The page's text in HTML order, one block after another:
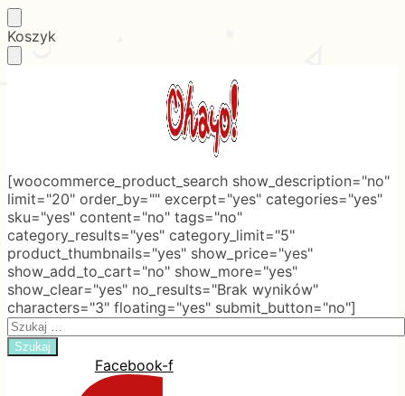
Skip
to
Skip
to
Koszyk
[woocommerce_product_search show_description="no"
limit="20" order_by="" excerpt="yes" categories="yes"
sku="yes" content="no" tags="no"
category_results="yes" category_limit="5"
product_thumbnails="yes" show_price="yes"
show_add_to_cart="no" show_more="yes"
show_clear="yes" no_results="Brak wyników"
characters="3" floating="yes" submit_button="no"]
Search
for:
Facebook-f